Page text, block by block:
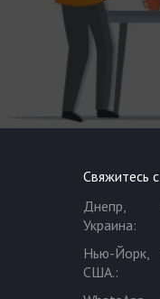
Свяжитесь
Днепр,
Украина:
Нью-Йорк,
США.: